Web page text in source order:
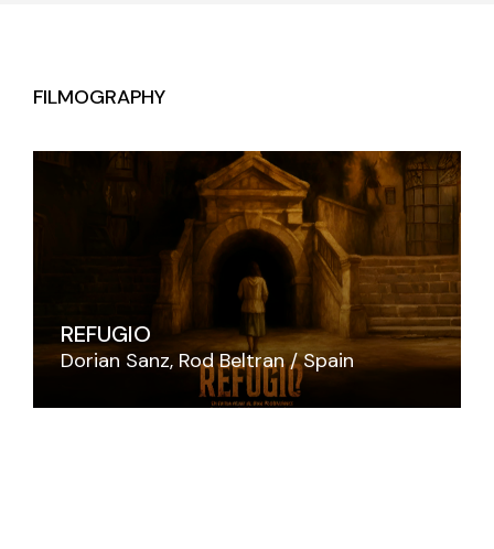
FILMOGRAPHY
REFUGIO
Dorian Sanz Rod Beltran Spain